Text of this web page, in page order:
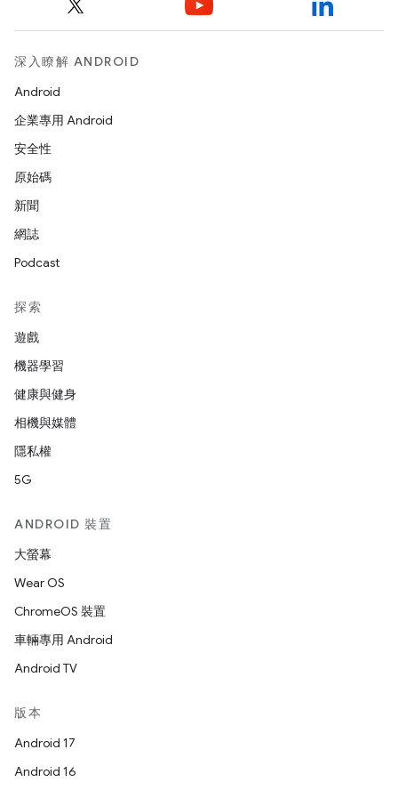
深入瞭解 ANDROID
Android
企業專用 Android
安全性
原始碼
新聞
網誌
Podcast
探索
遊戲
機器學習
健康與健身
相機與媒體
隱私權
5G
ANDROID 裝置
大螢幕
Wear OS
ChromeOS 裝置
車輛專用 Android
Android TV
版本
Android 17
Android 16